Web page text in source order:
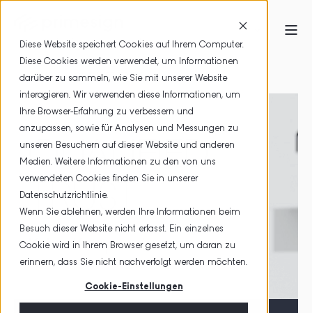
Diese Website speichert Cookies auf Ihrem Computer.
Diese Cookies werden verwendet, um Informationen
darüber zu sammeln, wie Sie mit unserer Website
interagieren. Wir verwenden diese Informationen, um
Ihre Browser-Erfahrung zu verbessern und
anzupassen, sowie für Analysen und Messungen zu
unseren Besuchern auf dieser Website und anderen
Medien. Weitere Informationen zu den von uns
verwendeten Cookies finden Sie in unserer
Datenschutzrichtlinie.
Wenn Sie ablehnen, werden Ihre Informationen beim
Besuch dieser Website nicht erfasst. Ein einzelnes
Cookie wird in Ihrem Browser gesetzt, um daran zu
erinnern, dass Sie nicht nachverfolgt werden möchten.
Cookie-Einstellungen
HOME QUALIFIED TRUST
QUALIFIED
TRUST
Keine Kompromisse.